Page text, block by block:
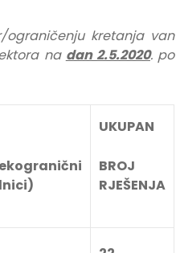
ograničenju kretanja van
na dan 2.5.2020. po
UKUPAN
BROJ
RJEŠENJA